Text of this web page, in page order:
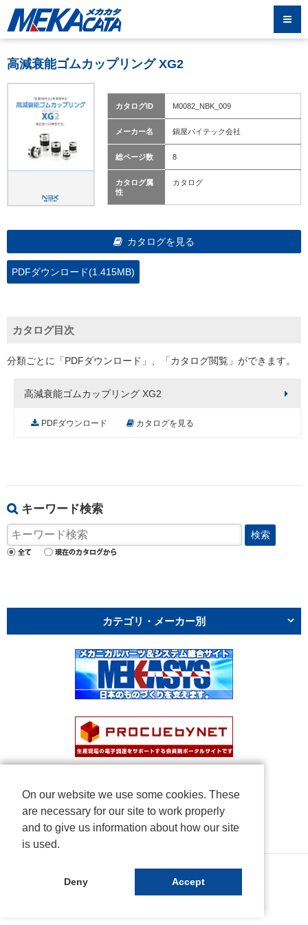
高減衰能ゴムカップリング XG2
カタログID M0082_NBK_009
メーカー名 鍋屋バイテック会社
総ページ数 8
カタログ属
性
カタログ
カタログを見る
PDFダウンロード(1.415MB)
カタログ目次
分類ごとに「PDFダウンロード」、「カタログ閲覧」ができます。
高減衰能ゴムカップリング XG2
PDFダウンロード カタログを見る
キーワード検索
検索
カテゴリ・メーカー別
On our website we use some cookies. These
are necessary for our site to work properly
and to give us information about how our site
is used.
Deny Accept